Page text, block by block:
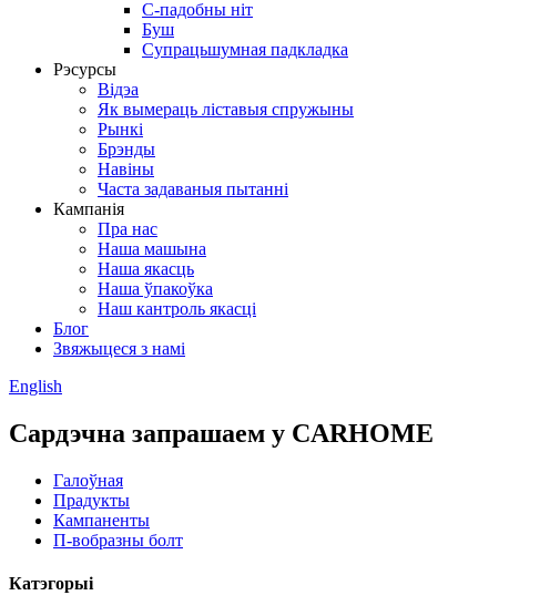
С-падобны ніт
Буш
Супрацьшумная падкладка
Рэсурсы
Відэа
Як вымераць ліставыя спружыны
Рынкі
Брэнды
Навіны
Часта задаваныя пытанні
Кампанія
Пра нас
Наша машына
Наша якасць
Наша ўпакоўка
Наш кантроль якасці
Блог
Звяжыцеся з намі
English
Сардэчна запрашаем у CARHOME
Галоўная
Прадукты
Кампаненты
П-вобразны болт
Катэгорыі